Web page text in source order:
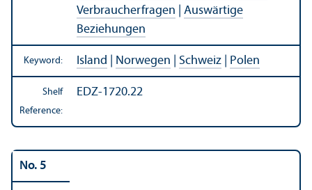
Verbraucherfragen
Auswärtige
Beziehungen
Keyword: Island Norwegen Schweiz Polen
Shelf
Reference:
EDZ-1720.22
No. 5